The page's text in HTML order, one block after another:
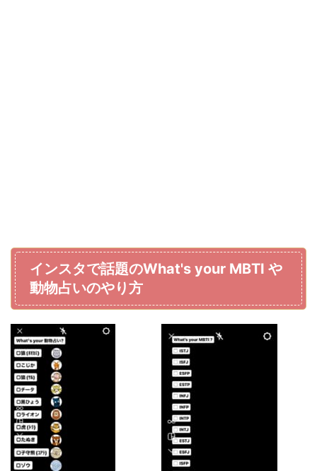
インスタで話題のWhat's your MBTI や
動物占いのやり方